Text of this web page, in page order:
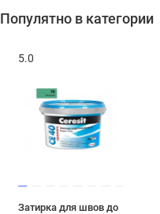
Популятно в категории
5.0
Затирка для швов до